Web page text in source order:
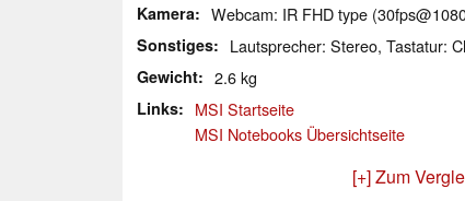
Kamera Webcam: IR FHD type
Sonstiges Lautsprecher: Stereo, Tastatur:
Gewicht 2.6 kg
Links
MSI Startseite
MSI Notebooks Übersichtseite
[+] Zum